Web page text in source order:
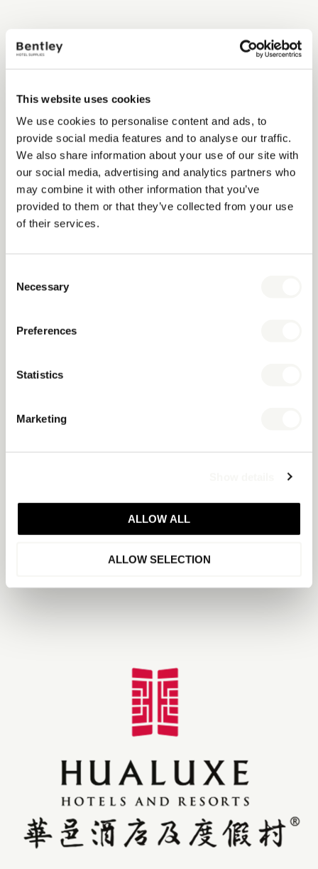
This website uses cookies
We use cookies to personalise content and ads, to
provide social media features and to analyse our traffic.
We also share information about your use of our site with
our social media, advertising and analytics partners who
may combine it with other information that you’ve
provided to them or that they’ve collected from your use
of their services.
Selection
Necessary
Preferences
Statistics
Marketing
ALLOW ALL
ALLOW SELECTION